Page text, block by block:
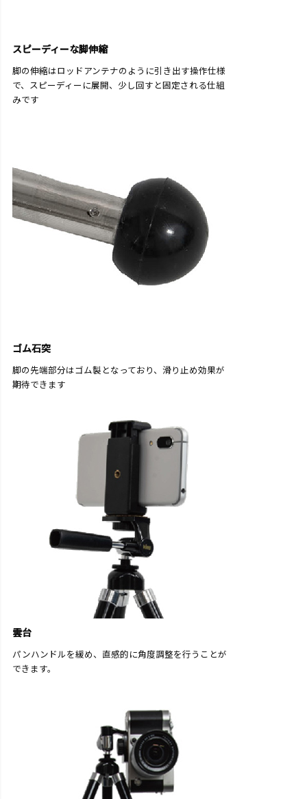
スピーディーな脚伸縮
脚の伸縮はロッドアンテナのように引き出す操作仕様
で、スピーディーに展開、少し回すと固定される仕組
みです
ゴム石突
脚の先端部分はゴム製となっており、滑り止め効果が
期待できます
雲台
パンハンドルを緩め、直感的に角度調整を行うことが
できます。